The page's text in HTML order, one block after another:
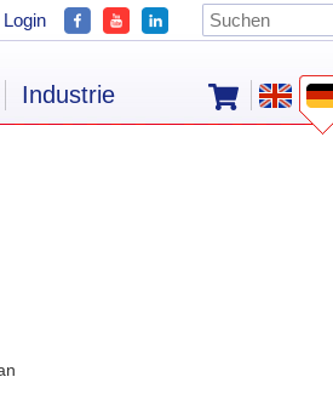
Login
Industrie